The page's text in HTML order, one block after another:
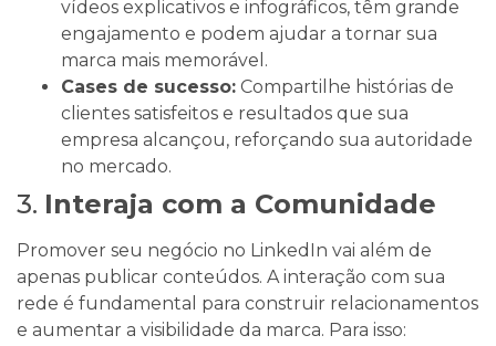
vídeos explicativos e infográficos, têm grande
engajamento e podem ajudar a tornar sua
marca mais memorável.
Cases de sucesso: Compartilhe histórias de
clientes satisfeitos e resultados que sua
empresa alcançou, reforçando sua autoridade
no mercado.
3. Interaja com a Comunidade
Promover seu negócio no LinkedIn vai além de
apenas publicar conteúdos. A interação com sua
rede é fundamental para construir relacionamentos
e aumentar a visibilidade da marca. Para isso: